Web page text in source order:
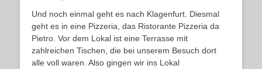
Und noch einmal geht es nach Klagenfurt. Diesmal
geht es in eine Pizzeria, das Ristorante Pizzeria da
Pietro. Vor dem Lokal ist eine Terrasse mit
zahlreichen Tischen, die bei unserem Besuch dort
alle voll waren. Also gingen wir ins Lokal